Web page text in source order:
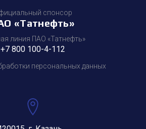
спонсор
«Татнефть»
линия ПАО «Татнефть»
+7 800 100-4-112
персональных данных